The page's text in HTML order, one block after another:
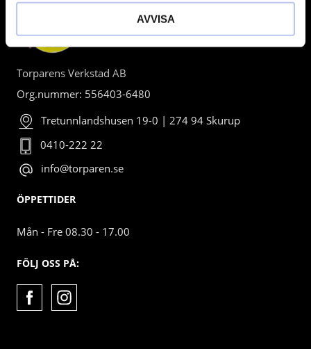
AVVISA
Torparens Verkstad AB
Org.nummer: 556403-6480
Tretunnlandshusen 19-0 | 274 94 Skurup
0410-222 22
info@torparen.se
ÖPPETTIDER
Mån - Fre 08.30 - 17.00
FÖLJ OSS PÅ: